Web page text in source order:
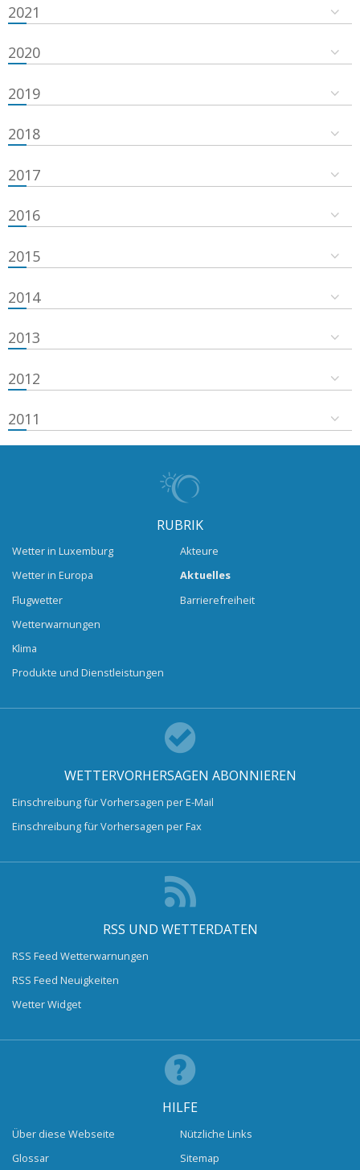
2021
2020
2019
2018
2017
2016
2015
2014
2013
2012
2011
RUBRIK
Wetter in Luxemburg
Wetter in Europa
Flugwetter
Wetterwarnungen
Klima
Produkte und Dienstleistungen
Akteure
Aktuelles
Barrierefreiheit
WETTERVORHERSAGEN ABONNIEREN
Einschreibung für Vorhersagen per E-Mail
Einschreibung für Vorhersagen per Fax
RSS UND WETTERDATEN
RSS Feed Wetterwarnungen
RSS Feed Neuigkeiten
Wetter Widget
HILFE
Über diese Webseite
Glossar
Nützliche Links
Sitemap